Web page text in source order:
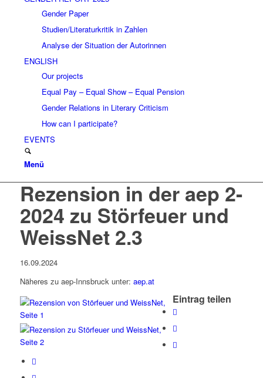
Gender Paper
Studien/Literaturkritik in Zahlen
Analyse der Situation der Autorinnen
ENGLISH
Our projects
Equal Pay – Equal Show – Equal Pension
Gender Relations in Literary Criticism
How can I participate?
EVENTS
Menü
Rezension in der aep 2-
2024 zu Störfeuer und
WeissNet 2.3
16.09.2024
Näheres zu aep-Innsbruck unter: aep.at
Eintrag teilen